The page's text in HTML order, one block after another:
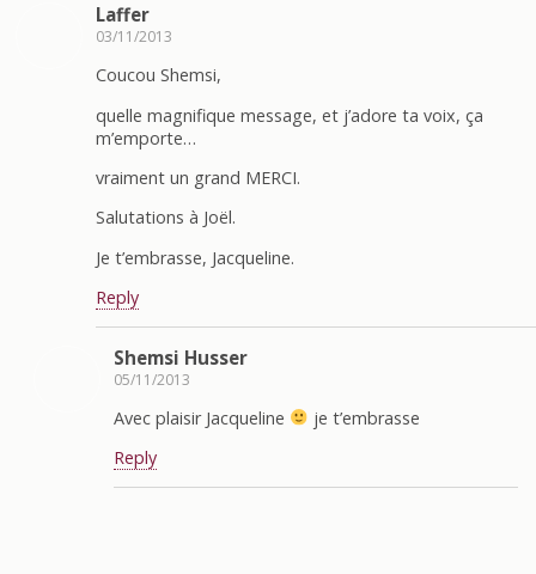
Laffer
03/11/2013
Coucou Shemsi,
quelle magnifique message, et j’adore ta voix, ça
m’emporte…
vraiment un grand MERCI.
Salutations à Joël.
Je t’embrasse, Jacqueline.
Reply
Shemsi Husser
05/11/2013
Avec plaisir Jacqueline
je t’embrasse
Reply